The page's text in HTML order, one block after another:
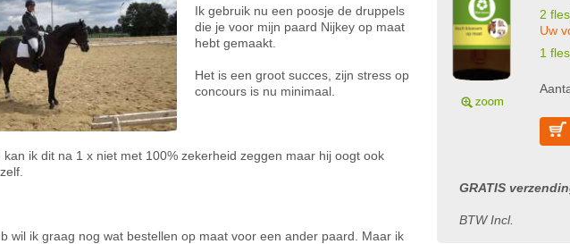
Ik gebruik nu een poosje de druppels
die je voor mijn paard Nijkey op maat
hebt gemaakt.
Het is een groot succes, zijn stress op
concours is nu minimaal.
kan ik dit na 1 x niet met 100% zekerheid zeggen maar hij oogt ook
wil ik graag nog wat bestellen op maat voor een ander paard. Maar ik
2
Uw
1
GRATIS
BTW Incl.